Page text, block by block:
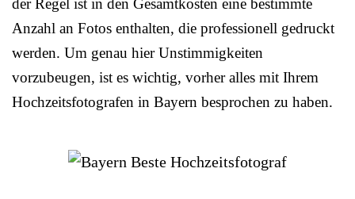
der Regel ist in den Gesamtkosten eine bestimmte
Anzahl an Fotos enthalten, die professionell gedruckt
werden. Um genau hier Unstimmigkeiten
vorzubeugen, ist es wichtig, vorher alles mit Ihrem
Hochzeitsfotografen in Bayern besprochen zu haben.